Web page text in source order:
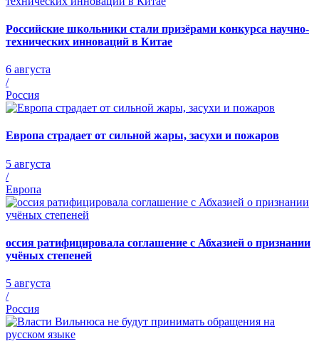
Российские школьники стали призёрами конкурса научно-
технических инноваций в Китае
6 августа
/
Россия
Европа страдает от сильной жары, засухи и пожаров
5 августа
/
Европа
оссия ратифицировала соглашение с Абхазией о признании
учёных степеней
5 августа
/
Россия